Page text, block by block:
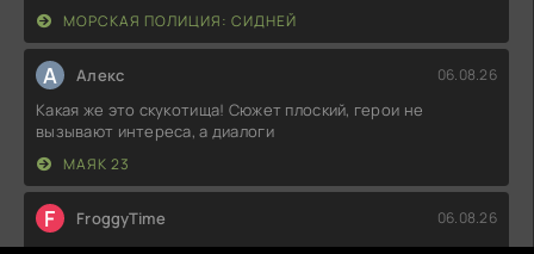
МОРСКАЯ ПОЛИЦИЯ: СИДНЕЙ
А Алекс 06.08.26
Какая же это скукотища! Сюжет плоский, герои не
вызывают интереса, а диалоги
МАЯК 23
F FroggyTime 06.08.26